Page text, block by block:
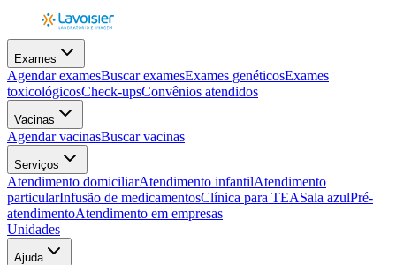
Exames
Agendar examesBuscar examesExames genéticosExames
toxicológicosCheck-upsConvênios atendidos
Vacinas
Agendar vacinasBuscar vacinas
Serviços
Atendimento domiciliarAtendimento infantilAtendimento
particularInfusão de medicamentosClínica para TEASala azulPré-
atendimentoAtendimento em empresas
Unidades
Ajuda